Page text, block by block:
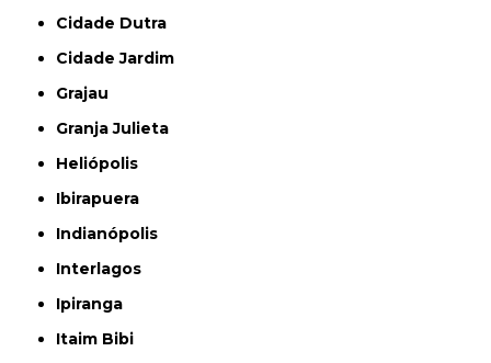
Cidade Dutra
Cidade Jardim
Grajau
Granja Julieta
Heliópolis
Ibirapuera
Indianópolis
Interlagos
Ipiranga
Itaim Bibi